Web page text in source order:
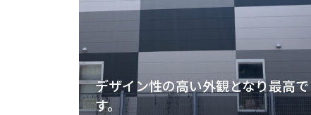
デザイン性の高い外観となり最高で
す。